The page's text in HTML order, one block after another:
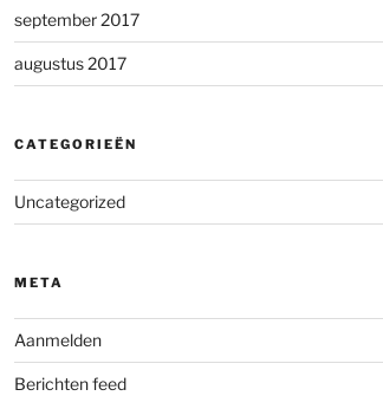
september 2017
augustus 2017
CATEGORIEËN
Uncategorized
META
Aanmelden
Berichten feed